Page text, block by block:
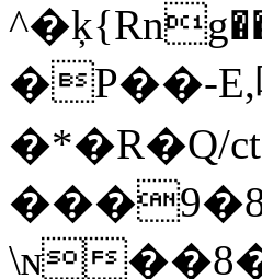
�P��-
�*�R�Q/
\ɴ